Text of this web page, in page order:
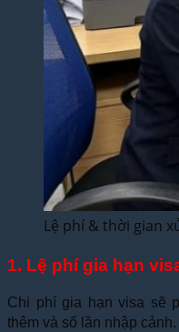
Lệ phí & thời gian
1. Lệ phí gia hạn
Chi phí gia hạn visa sẽ
thêm và số lần nhập cảnh.